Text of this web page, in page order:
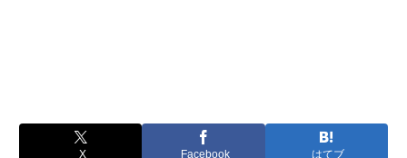
X Facebook はてブ